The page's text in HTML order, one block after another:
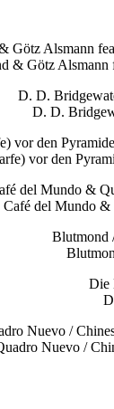
& Götz Alsmann
D. D.
vor den
Café del Mundo &
Nuevo /